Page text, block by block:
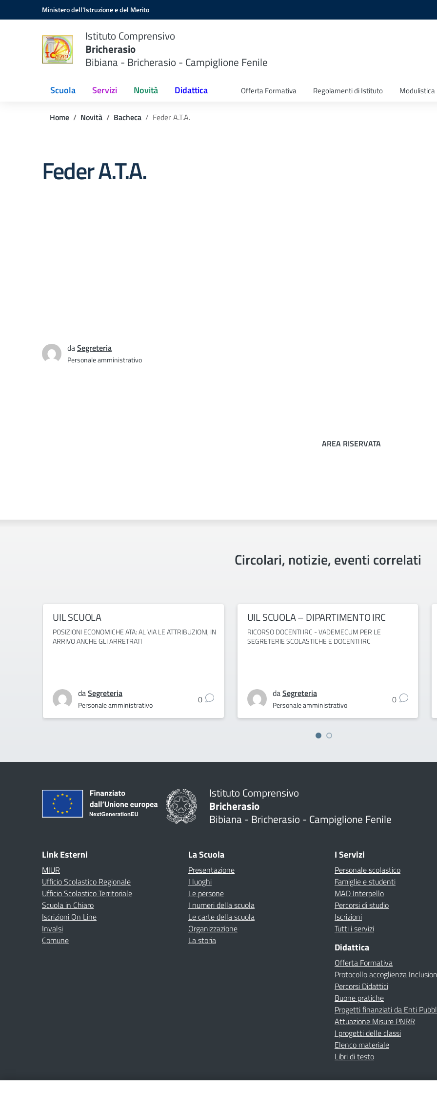
Vai ai contenuti
Vai al menu di navigazioneMinistero dell'Istruzione e del Merito
Istituto Comprensivo
Bricherasio
Bibiana - Bricherasio - Campiglione Fenile
Scuola Servizi Novità Didattica Offerta Formativa Regolamenti di Istituto Modulistica
Home Novità Bacheca Feder A.T.A.
Feder A.T.A.
daSegreteria
Personale amministrativo
AREA RISERVATA
Circolari, notizie, eventi correlati
UIL SCUOLA
POSIZIONI ECONOMICHE ATA: AL VIA LE ATTRIBUZIONI, IN
ARRIVO ANCHE GLI ARRETRATI
daSegreteria
Personale amministrativo 0
UIL SCUOLA – DIPARTIMENTO IRC
RICORSO DOCENTI IRC - VADEMECUM PER LE
SEGRETERIE SCOLASTICHE E DOCENTI IRC
daSegreteria
Personale amministrativo 0
Istituto Comprensivo
Bricherasio
Bibiana - Bricherasio - Campiglione Fenile
Link Esterni
MIUR
Ufficio Scolastico Regionale
Ufficio Scolastico Territoriale
Scuola in Chiaro
Iscrizioni On Line
Invalsi
Comune
La Scuola
Presentazione
I luoghi
Le persone
I numeri della scuola
Le carte della scuola
Organizzazione
La storia
I Servizi
Personale scolastico
Famiglie e studenti
MAD Interpello
Percorsi di studio
Iscrizioni
Tutti i servizi
Didattica
Offerta Formativa
Protocollo accoglienza
Percorsi Didattici
Buone pratiche
Progetti finanziati da Enti
Attuazione Misure PNRR
I progetti delle classi
Elenco materiale
Libri di testo
Amministrazione TrasparenteAlbo onlinePrivacy PolicyDichiarazione di accessibilitàContattiNote Legali